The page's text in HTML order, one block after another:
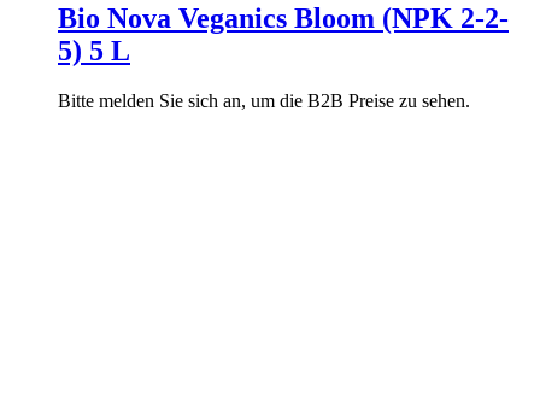
Bio Nova Veganics Bloom (NPK 2-2-
5) 5 L
Bitte melden Sie sich an, um die B2B Preise zu sehen.